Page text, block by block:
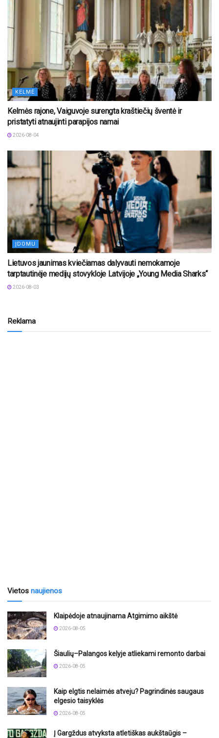
KELMĖ
Kelmės rajone, Vaiguvoje surengta kraštiečių šventė ir
pristatyti atnaujinti parapijos namai
2026-08-04
ĮDOMU
Lietuvos jaunimas kviečiamas dalyvauti nemokamoje
tarptautinėje medijų stovykloje Latvijoje „Young Media Sharks“
2026-08-03
Reklama
Vietos naujienos
Klaipėdoje atnaujinama Atgimimo aikštė
2026-08-05
Šiaulių–Palangos kelyje atliekami remonto darbai
2026-08-05
Kaip elgtis nelaimės atveju? Pagrindinės saugaus
elgesio taisyklės
2026-08-05
Į Gargždus atvyksta atletiškas aukštaūgis –